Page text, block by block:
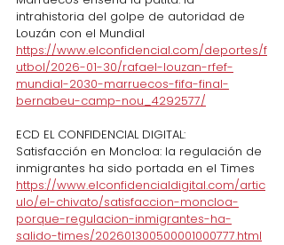
intrahistoria del golpe de autoridad de
Louzán con el Mundial
https://www.elconfidencial.com/deportes/f
utbol/2026-01-30/rafael-louzan-rfef-
mundial-2030-marruecos-fifa-final-
bernabeu-camp-nou_4292577/
ECD EL CONFIDENCIAL DIGITAL:
Satisfacción en Moncloa: la regulación de
inmigrantes ha sido portada en el Times
https://www.elconfidencialdigital.com/artic
ulo/el-chivato/satisfaccion-moncloa-
porque-regulacion-inmigrantes-ha-
salido-times/202601300500001000777.html